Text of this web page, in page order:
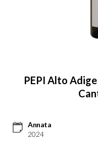
PEPI Alto
Annata
2024